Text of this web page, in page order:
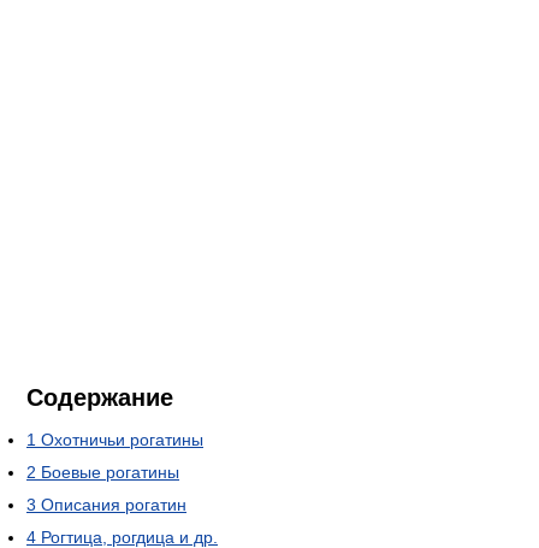
Содержание
1 Охотничьи рогатины
2 Боевые рогатины
3 Описания рогатин
4 Рогтица, рогдица и др.